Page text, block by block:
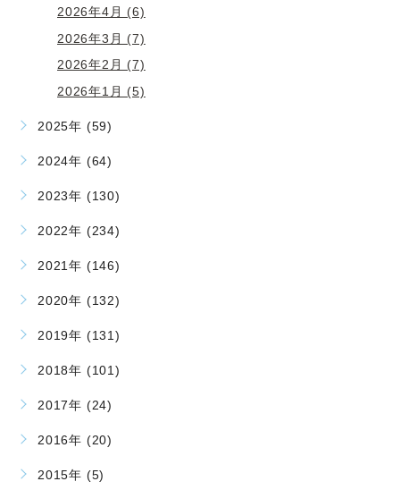
2026年4月 (6)
2026年3月 (7)
2026年2月 (7)
2026年1月 (5)
2025年 (59)
2024年 (64)
2023年 (130)
2022年 (234)
2021年 (146)
2020年 (132)
2019年 (131)
2018年 (101)
2017年 (24)
2016年 (20)
2015年 (5)